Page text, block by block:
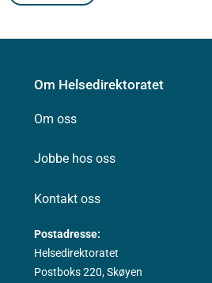
Om Helsedirektoratet
Om oss
Jobbe hos oss
Kontakt oss
Postadresse:
Helsedirektoratet
Postboks 220, Skøyen